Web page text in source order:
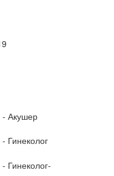
- Акушер
Гинеколог
Гинеколог-